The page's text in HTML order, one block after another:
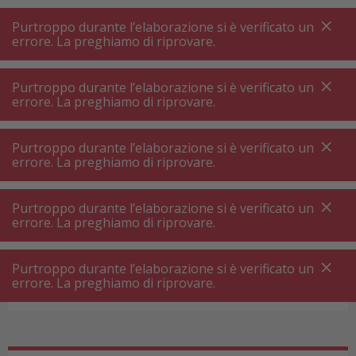
A +++
A+++
A +++
A+++
MyPost
MyPost
MENU RICERCA
Lavare le stoviglie Lavastoviglie libera installazione
Lavastoviglie libera installazione
Le lavastoviglie ad installazione libera offrono il
lusso che avete sempre desiderato. Mai più
stoviglie sporche che si accumulano. Valuta
prima dell’acquisto le dimensioni che la tua
lavastoviglie ad installazione libera dovrà avere.
Non tutte le cucine sono uguali e per questo ti
offriamo modelli di lavastoviglie con altezza
85cm. È molto importante di conseguenza
Filtri prodotto
Purtroppo durante l’elaborazione si è verificato un
errore. La preghiamo di riprovare.
Purtroppo durante l’elaborazione si è verificato un
errore. La preghiamo di riprovare.
Purtroppo durante l’elaborazione si è verificato un
errore. La preghiamo di riprovare.
Purtroppo durante l’elaborazione si è verificato un
errore. La preghiamo di riprovare.
Purtroppo durante l’elaborazione si è verificato un
errore. La preghiamo di riprovare.